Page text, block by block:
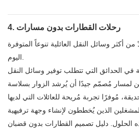
4. رحلات القطارات بدون مسارات
من أكثر وسائل النقل العائلية تنوعاً المتوفرة
اليوم.
في الحدائق التي تتطلب توفير وسائل النقل
لمسار مُصمّم جيدًا أن يُرشد الزوار بسلاسة
مُوفرًا تجربة مُريحة للعائلات التي لديها
الذين يُخططون لإنشاء وجهة ترفيهية
الحلول. دليل تصميم القطارات بدون قضبان